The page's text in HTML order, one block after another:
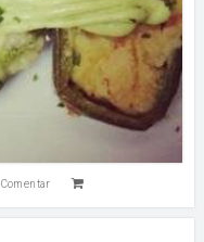
Comentar